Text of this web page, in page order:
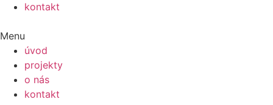
kontakt
Menu
úvod
projekty
o nás
kontakt